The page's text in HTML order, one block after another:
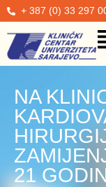
+ 387 (0) 33 297
NA
21